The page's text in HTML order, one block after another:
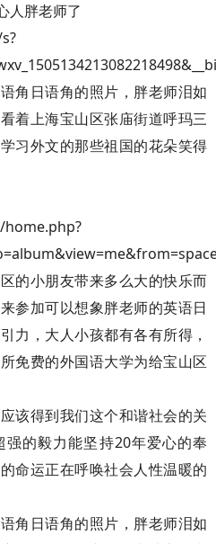
人胖老师了
角日语角的照片，胖老师泪如
着上海宝山区张庙街道呼玛三
习外文的那些祖国的花朵笑得
的小朋友带来多么大的快乐而
参加可以想象胖老师的英语日
力，大人小孩都有各有所得，
免费的外国语大学为给宝山区
该得到我们这个和谐社会的关
的毅力能坚持20年爱心的奉
命运正在呼唤社会人性温暖的
角日语角的照片，胖老师泪如